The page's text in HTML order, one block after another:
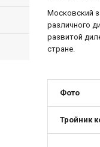
Московский
различного
развитой
стране.
Фото
Тройник